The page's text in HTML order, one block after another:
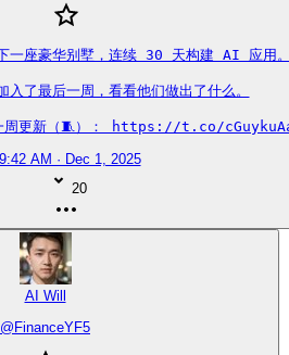
一座豪华别墅，连续 30 天构建 AI 应用
了最后一周，看看他们做出了什么。
一周更新（🧵）： https://t.co/
AM · Dec 1, 2025
20
AI Will
@FinanceYF5